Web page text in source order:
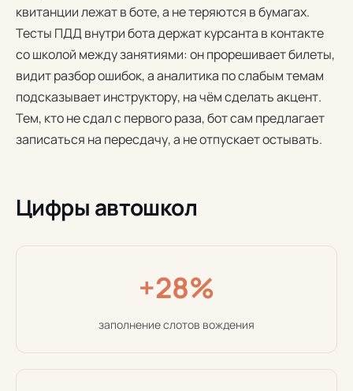
квитанции лежат в боте, а не теряются в бумагах.
Тесты ПДД внутри бота держат курсанта в контакте
со школой между занятиями: он прорешивает билеты,
видит разбор ошибок, а аналитика по слабым темам
подсказывает инструктору, на чём сделать акцент.
Тем, кто не сдал с первого раза, бот сам предлагает
записаться на пересдачу, а не отпускает остывать.
Цифры автошкол
+28%
заполнение слотов вождения